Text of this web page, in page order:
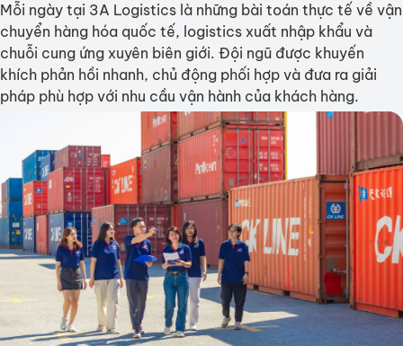
Mỗi ngày tại 3A Logistics là những bài toán thực tế về vận
chuyển hàng hóa quốc tế, logistics xuất nhập khẩu và
chuỗi cung ứng xuyên biên giới. Đội ngũ được khuyến
khích phản hồi nhanh, chủ động phối hợp và đưa ra giải
pháp phù hợp với nhu cầu vận hành của khách hàng.